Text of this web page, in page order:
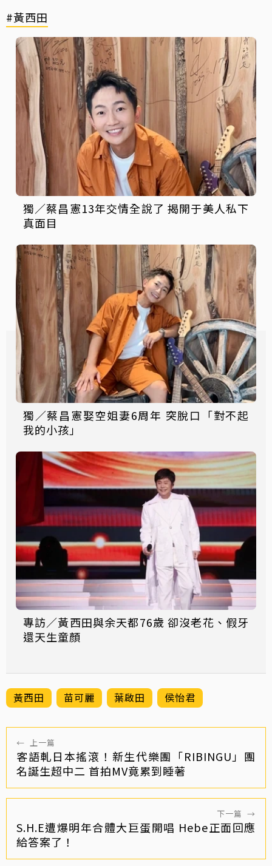
#黃西田
獨／蔡昌憲13年交情全說了 揭開于美人私下
真面目
獨／蔡昌憲娶空姐妻6周年 突脫口「對不起
我的小孩」
專訪／黃西田與余天都76歲 卻沒老花、假牙
還天生童顏
黃西田 苗可麗 葉啟田 侯怡君
← 上一篇
客語軋日本搖滾！新生代樂團「RIBINGU」團
名誕生超中二 首拍MV竟累到睡著
下一篇 →
S.H.E遭爆明年合體大巨蛋開唱 Hebe正面回應
給答案了！